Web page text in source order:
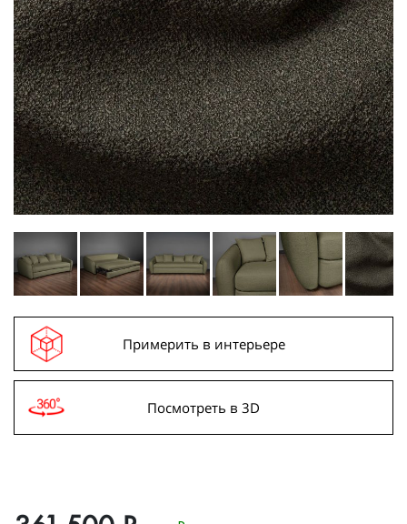
Примерить в интерьере
Посмотреть в 3D